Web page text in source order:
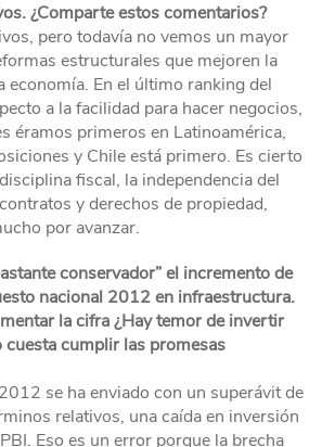
¿Comparte estos comentarios?
pero todavía no vemos un mayor
estructurales que mejoren la
economía. En el último ranking del
a la facilidad para hacer negocios,
éramos primeros en Latinoamérica,
y Chile está primero. Es cierto
fiscal, la independencia del
y derechos de propiedad,
por avanzar.
conservador” el incremento de
nacional 2012 en infraestructura.
la cifra ¿Hay temor de invertir
cumplir las promesas
se ha enviado con un superávit de
relativos, una caída en inversión
Eso es un error porque la brecha